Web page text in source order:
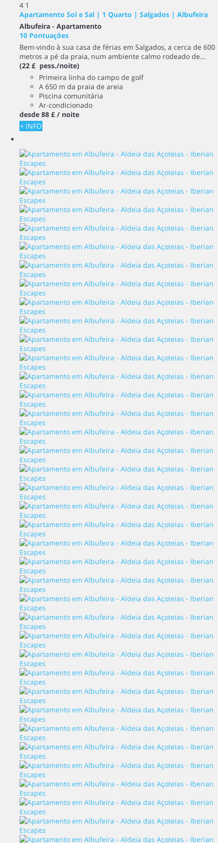
4 1
Apartamento Sol e Sal | 1 Quarto | Salgados | Albufeira
Albufeira - Apartamento
10 Pontuações
Bem-vindo à sua casa de férias em Salgados, a cerca de 600
metros a pé da praia, num ambiente calmo rodeado de...
(22 £ pess./noite)
Primeira linha do campo de golf
A 650 m da praia de areia
Piscina comunitária
Ar-condicionado
desde 88 £ / noite
+ INFO